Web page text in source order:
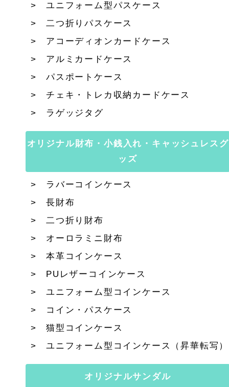
ユニフォーム型パスケース
二つ折りパスケース
アコーディオンカードケース
アルミカードケース
パスポートケース
チェキ・トレカ収納カードケース
ラゲッジタグ
オリジナル財布・小銭入れ・キャッシュレスグ
ッズ
ラバーコインケース
長財布
二つ折り財布
オーロラミニ財布
本革コインケース
PUレザーコインケース
ユニフォーム型コインケース
コイン・パスケース
猫型コインケース
ユニフォーム型コインケース（昇華転写）
オリジナルサンダル